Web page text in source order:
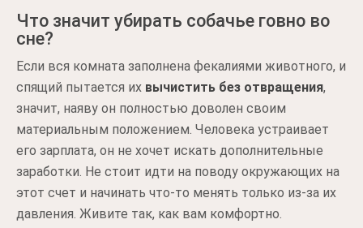
Что значит убирать собачье говно во
сне?
Если вся комната заполнена фекалиями животного, и
спящий пытается их вычистить без отвращения,
значит, наяву он полностью доволен своим
материальным положением. Человека устраивает
его зарплата, он не хочет искать дополнительные
заработки. Не стоит идти на поводу окружающих на
этот счет и начинать что-то менять только из-за их
давления. Живите так, как вам комфортно.